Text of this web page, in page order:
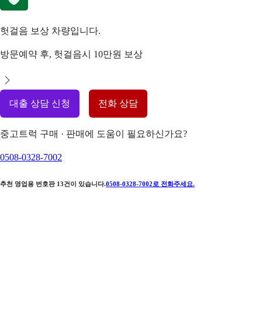
헛걸음 보상 차량입니다.
방문예약 후, 헛걸음시 10만원 보상
대출 상담 신청 전화 상담
중고트럭 구매 · 판매에 도움이 필요하신가요?
0508-0328-7002
추천 영업용 번호판 13건이 있습니다.0508-0328-7002 로 전화주세요.